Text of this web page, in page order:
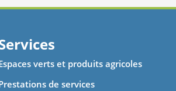
verts et produits agricoles
de services